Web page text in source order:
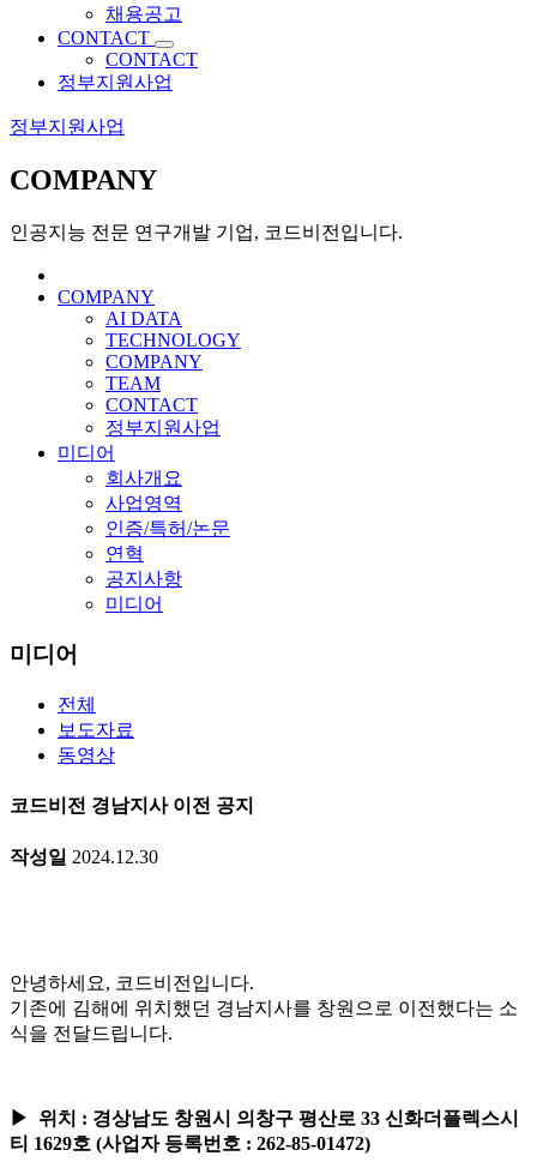
채용공고
CONTACT
CONTACT
정부지원사업
정부지원사업
COMPANY
인공지능 전문 연구개발 기업, 코드비전입니다.
COMPANY
AI DATA
TECHNOLOGY
COMPANY
TEAM
CONTACT
정부지원사업
미디어
회사개요
사업영역
인증/특허/논문
연혁
공지사항
미디어
미디어
전체
보도자료
동영상
코드비전 경남지사 이전 공지
작성일 2024.12.30
안녕하세요, 코드비전입니다.
기존에 김해에 위치했던 경남지사를 창원으로 이전했다는 소
식을 전달드립니다.
▶ 위치 : 경상남도 창원시 의창구 평산로 33 신화더플렉스시
티 1629호 (사업자 등록번호 : 262-85-01472)